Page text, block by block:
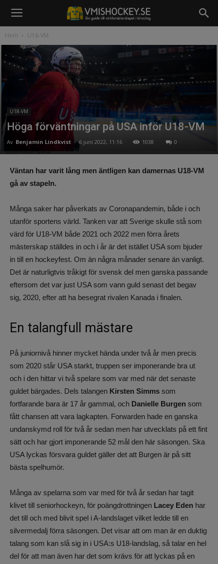
Hem U18-VM
U18-VM
Höga förväntningar på USA inför U18-VM
Av Benjamin Lindkvist - 6 juni 2022, 11:16 1038 0
Väntan har varit lång men äntligen kan damernas U18-VM
gå av stapeln.
Många saker har påverkats av Coronapandemin, både i och
utanför sportens värld. Tanken var att Sverige skulle stå som
värd för U18-VM både 2021 och 2022 men förra årets
mästerskap ställdes in och i år är det istället USA som bjuder
in till en hockeyfest. Om än några månader senare än vanligt.
Det är naturligtvis tråkigt för svensk del men ganska passande
eftersom det var just USA som vann guld senast det begav
sig, 2020, efter att ha besegrat rivalen Kanada i finalen.
En talangfull mästare
På juniornivå hinner mycket hända under två år men precis
som 2020 står USA starkt, truppen ser imponerande bra ut
och i den hittar vi två spelare som var med när det senaste
guldet bärgades. Dels talangen Kirsten Simms som
fortfarande bara är 17 år gammal, och Danielle Burgen som
fått chansen att vara lagkapten. Forwarden hade en ganska
undanskymd roll för två år sedan men har utvecklats på ett fint
sätt och har gjort imponerande 52 mål den här säsongen. Ska
USA lyckas försvara guldet gäller det att Burgen är på sitt
bästa spelhumör.
Många av spelarna som var med för två år sedan har tagit
klivet till seniorhockeyn, för poängdrottningen Lacey Eden har
det till och med blivit spel i A-landslaget vilket ledde till en
silvermedalj förra säsongen. Det visar att om man är en duktig
talang som kan slå sig in i USA:s U18-landslag, så talar en hel
del för att man även har det som krävs för att lyckas på en